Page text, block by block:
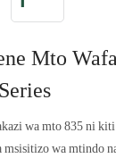
Mto
wa mto 835 ni kiti
wa mtindo